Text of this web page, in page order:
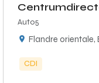
Auto5
Flandre orientale,
CDI